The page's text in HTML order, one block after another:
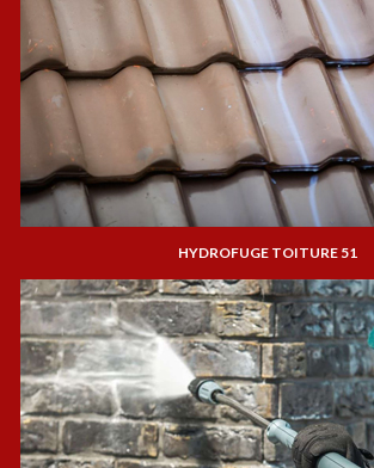
HYDROFUGE TOITURE 51